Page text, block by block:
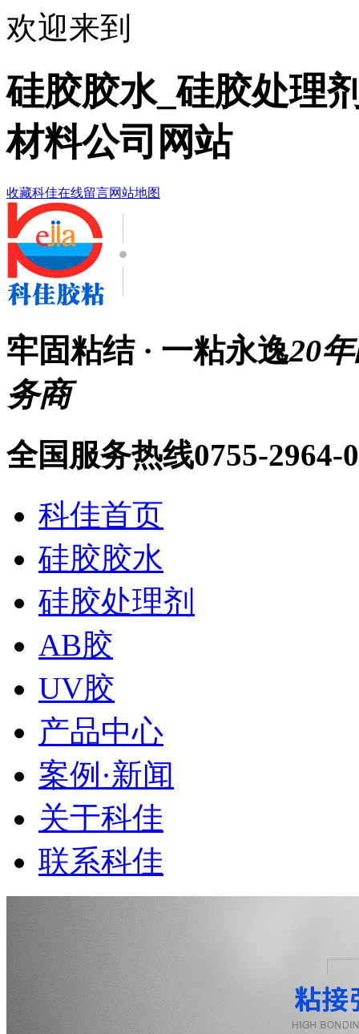
欢迎来到
硅胶胶水_硅胶处理
材料公司网站
收藏科佳在线留言网站地图
牢固粘结 · 一粘永逸20
务商
全国服务热线0755-2964-
科佳首页
硅胶胶水
硅胶处理剂
AB胶
UV胶
产品中心
案例·新闻
关于科佳
联系科佳